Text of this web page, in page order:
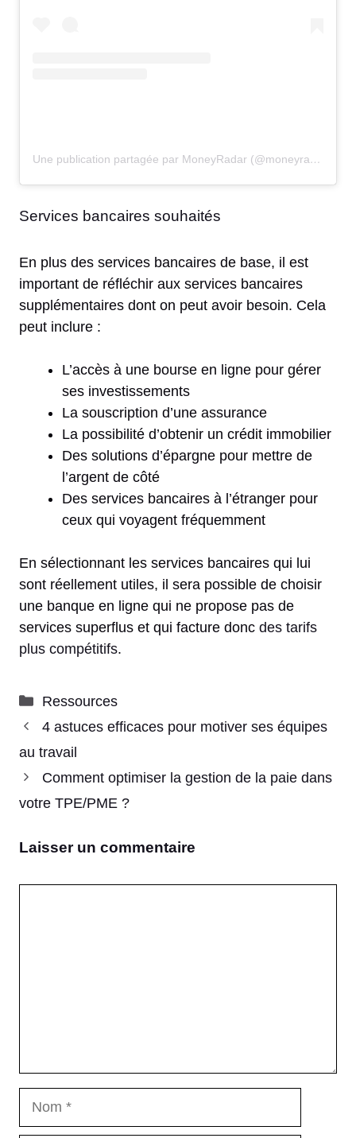
Une publication partagée par MoneyRadar (@moneyradar_fr)
Services bancaires souhaités
En plus des services bancaires de base, il est
important de réfléchir aux services bancaires
supplémentaires dont on peut avoir besoin. Cela
peut inclure :
L’accès à une bourse en ligne pour gérer
ses investissements
La souscription d’une assurance
La possibilité d’obtenir un crédit immobilier
Des solutions d’épargne pour mettre de
l’argent de côté
Des services bancaires à l’étranger pour
ceux qui voyagent fréquemment
En sélectionnant les services bancaires qui lui
sont réellement utiles, il sera possible de choisir
une banque en ligne qui ne propose pas de
services superflus et qui facture donc des tarifs
plus compétitifs.
Catégories
Ressources
4 astuces efficaces pour motiver ses équipes
au travail
Comment optimiser la gestion de la paie dans
votre TPE/PME ?
Laisser un commentaire